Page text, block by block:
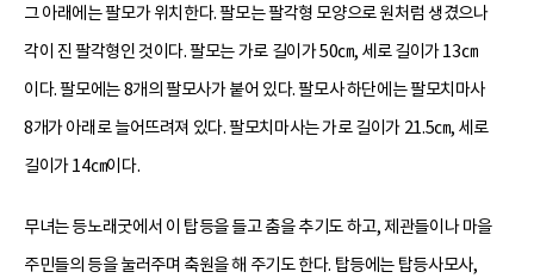
그 아래에는 팔모가 위치한다. 팔모는 팔각형 모양으로 원처럼 생겼으나
각이 진 팔각형인 것이다. 팔모는 가로 길이가 50㎝, 세로 길이가 13㎝
이다. 팔모에는 8개의 팔모사가 붙어 있다. 팔모사 하단에는 팔모치마사
8개가 아래로 늘어뜨려져 있다. 팔모치마사는 가로 길이가 21.5㎝, 세로
길이가 14㎝이다.
무녀는 등노래굿에서 이 탑등을 들고 춤을 추기도 하고, 제관들이나 마을
주민들의 등을 눌러주며 축원을 해 주기도 한다. 탑등에는 탑등사모사,